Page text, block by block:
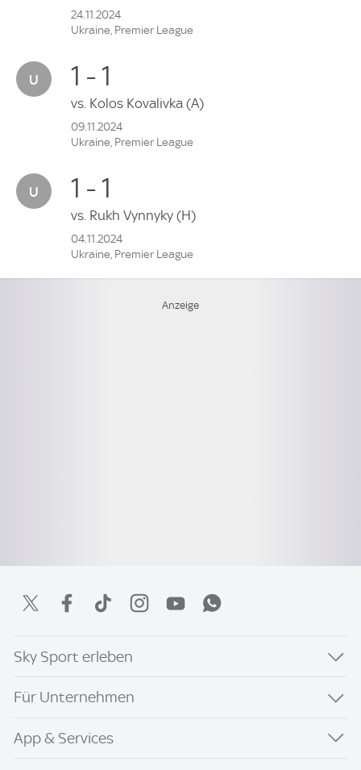
24.11.2024
Ukraine, Premier League
1 - 1
vs. Kolos Kovalivka (A)
09.11.2024
Ukraine, Premier League
1 - 1
vs. Rukh Vynnyky (H)
04.11.2024
Ukraine, Premier League
Sky Sport erleben
Für Unternehmen
App & Services